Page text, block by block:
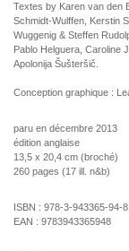
Textes by Karen van den
Schmidt-Wulffen, Kerstin
Wuggenig & Steffen
Pablo Helguera, Caroline
Apolonija Šušteršič.
Conception graphique :
paru en décembre 2013
édition anglaise
13,5 x 20,4 cm (broché)
260 pages (17 ill. n&b)
ISBN : 978-3-943365-94-8
EAN : 9783943365948